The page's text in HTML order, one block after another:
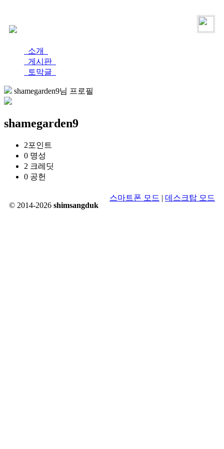
소개
게시판
토막글
shamegarden9님 프로필
shamegarden9
2포인트
0 명성
2 크레딧
0 공헌
© 2014-2026 shimsangduk
스마트폰 모드 | 데스크탑 모드